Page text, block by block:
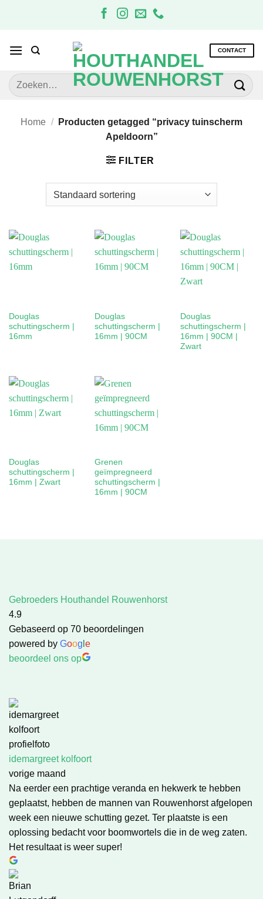
CONTACT
Zoeken
naar:
Home /
Producten getagged “privacy tuinscherm
Apeldoorn”
FILTER
Douglas
schuttingscherm |
16mm
Douglas
schuttingscherm |
16mm | 90CM
Douglas
schuttingscherm |
16mm | 90CM |
Zwart
Douglas
schuttingscherm |
16mm | Zwart
Grenen
geïmpregneerd
schuttingscherm |
16mm | 90CM
Gebroeders Houthandel Rouwenhorst
4.9
Gebaseerd op 70 beoordelingen
powered by Goog e
beoordeel ons op
idemargreet kolfoort
vorige maand
Na eerder een prachtige veranda en hekwerk te hebben
geplaatst, hebben de mannen van Rouwenhorst afgelopen
week een nieuwe schutting gezet. Ter plaatste is een
oplossing bedacht voor boomwortels die in de weg zaten.
Het resultaat is weer super!